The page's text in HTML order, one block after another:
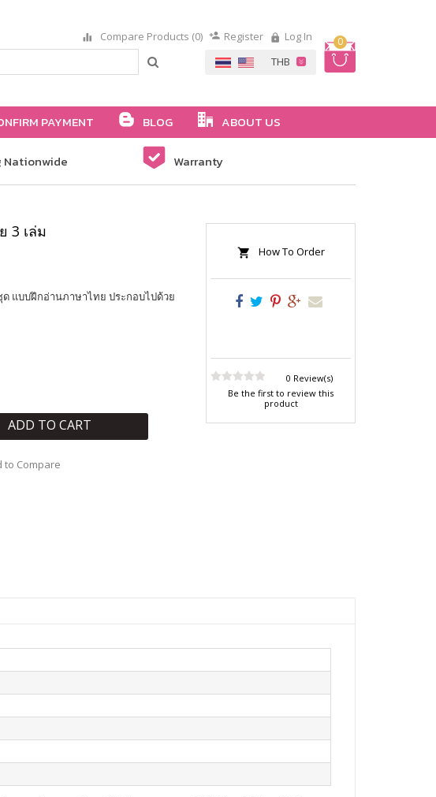
0
Compare Products (0) Register Log In
PAYMENT BLOG ABOUT US
Nationwide Warranty
3 เล่ม
แบบฝึกอ่านภาษาไทย ประกอบไปด้วย
ADD TO CART
to Compare
How To Order
0 Review(s)
Be the first to review this
product